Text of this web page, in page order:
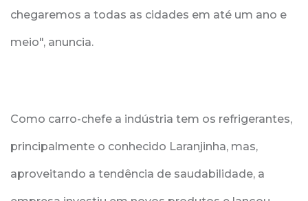
chegaremos a todas as cidades em até um ano e
meio", anuncia.
Como carro-chefe a indústria tem os refrigerantes,
principalmente o conhecido Laranjinha, mas,
aproveitando a tendência de saudabilidade, a